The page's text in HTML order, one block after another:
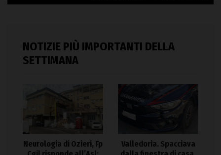
NOTIZIE PIÙ IMPORTANTI DELLA
SETTIMANA
Neurologia di Ozieri, Fp
Valledoria. Spacciava